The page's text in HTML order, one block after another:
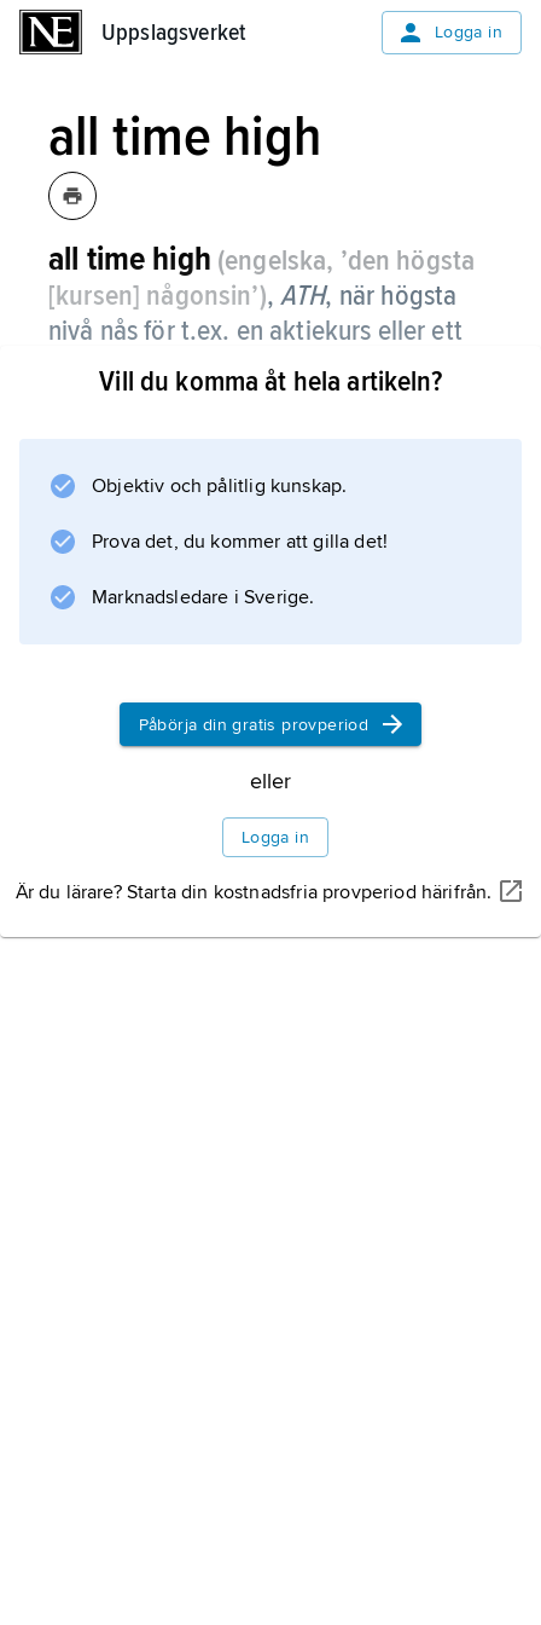
Uppslagsverket Logga in
all time high
all time high (engelska, ’den högsta
[kursen] någonsin’),ATH, när högsta
nivå nås för t.ex. en aktiekurs eller ett
index dittills.
Vill du komma åt hela artikeln?
Objektiv och pålitlig kunskap.
Prova det, du kommer att gilla det!
Marknadsledare i Sverige.
Påbörja din gratis provperiod
eller
Logga in
Är du lärare? Starta din kostnadsfria provperiod härifrån.